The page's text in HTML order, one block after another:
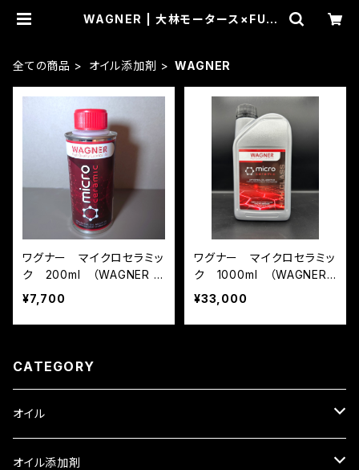
WAGNER | 大林モータース×FUN
全ての商品 オイル添加剤 WAGNER
ワグナー マイクロセラミッ
ク 200ml （WAGNER M
ICRO CERAMIC）
¥7,700
ワグナー マイクロセラミッ
ク 1000ml （WAGNER
MICRO CERAMIC）
¥33,000
CATEGORY
オイル
ロイヤルパープル
オイル添加剤